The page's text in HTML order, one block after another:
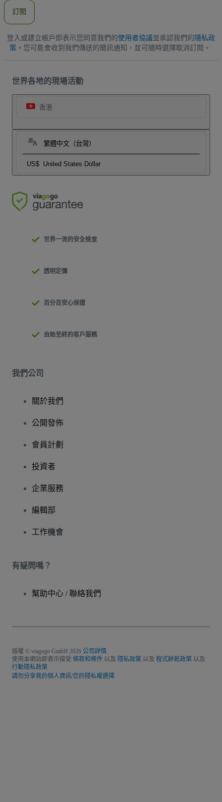
地
訂閱
登入或建立帳戶即表示您同意我們的使用者協議並承認我們的 隱私政
策 。您可能會收到我們傳送的簡訊通知，並可隨時選擇取消訂閱。
世界各地的現場活動
香港
繁體中文（台灣）
US$ United States Dollar
世界一流的安全檢查
透明定價
百分百安心保證
自始至終的客戶服務
我們公司
關於我們
公開發佈
會員計劃
投資者
企業服務
編輯部
工作機會
有疑問嗎？
幫助中心 / 聯絡我們
版權 © viagogo GmbH 2026 公司詳情
使用本網站即表示接受 條款和條件 以及 隱私政策 以及 程式餅乾政策 以及
行動隱私政策
請勿分享我的個人資訊/您的隱私權選擇